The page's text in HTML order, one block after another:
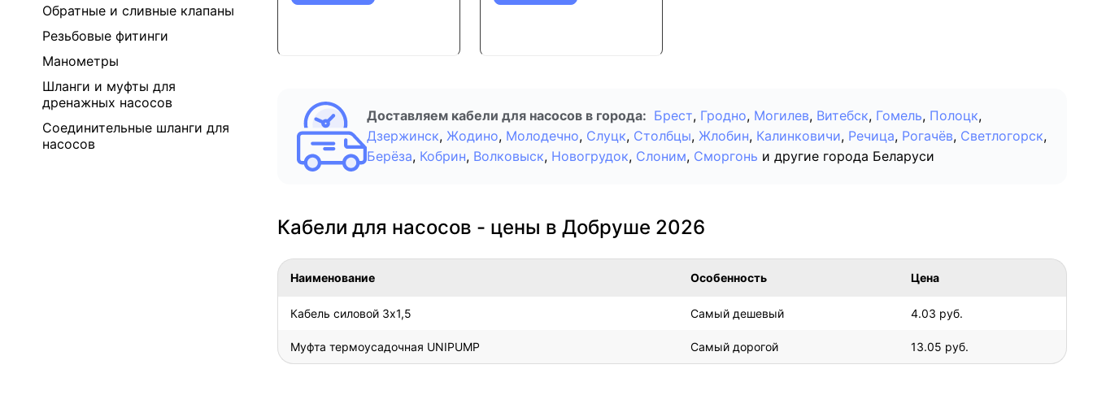
Обратные и сливные клапаны
Резьбовые фитинги
Манометры
Шланги и муфты для
дренажных насосов
Соединительные шланги для
насосов
Доставляем кабели для насосов в города: Брест, Гродно, Могилев, Витебск, Гомель, Полоцк,
Дзержинск, Жодино, Молодечно, Слуцк, Столбцы, Жлобин, Калинковичи, Речица, Рогачёв, Светлогорск,
Берёза, Кобрин, Волковыск, Новогрудок, Слоним, Сморгонь и другие города Беларуси
Кабели для насосов - цены в Добруше 2026
Наименование Особенность Цена
Кабель силовой 3х1,5 Самый дешевый 4.03 руб.
Муфта термоусадочная UNIPUMP Самый дорогой 13.05 руб.